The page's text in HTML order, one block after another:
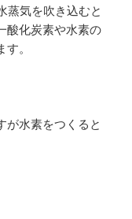
蒸気を吹き込むと
酸化炭素や水素の
。
が水素をつくると